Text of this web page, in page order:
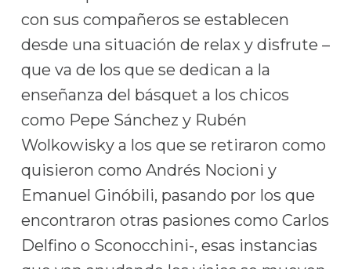
con sus compañeros se establecen
desde una situación de relax y disfrute –
que va de los que se dedican a la
enseñanza del básquet a los chicos
como Pepe Sánchez y Rubén
Wolkowisky a los que se retiraron como
quisieron como Andrés Nocioni y
Emanuel Ginóbili, pasando por los que
encontraron otras pasiones como Carlos
Delfino o Sconocchini-, esas instancias